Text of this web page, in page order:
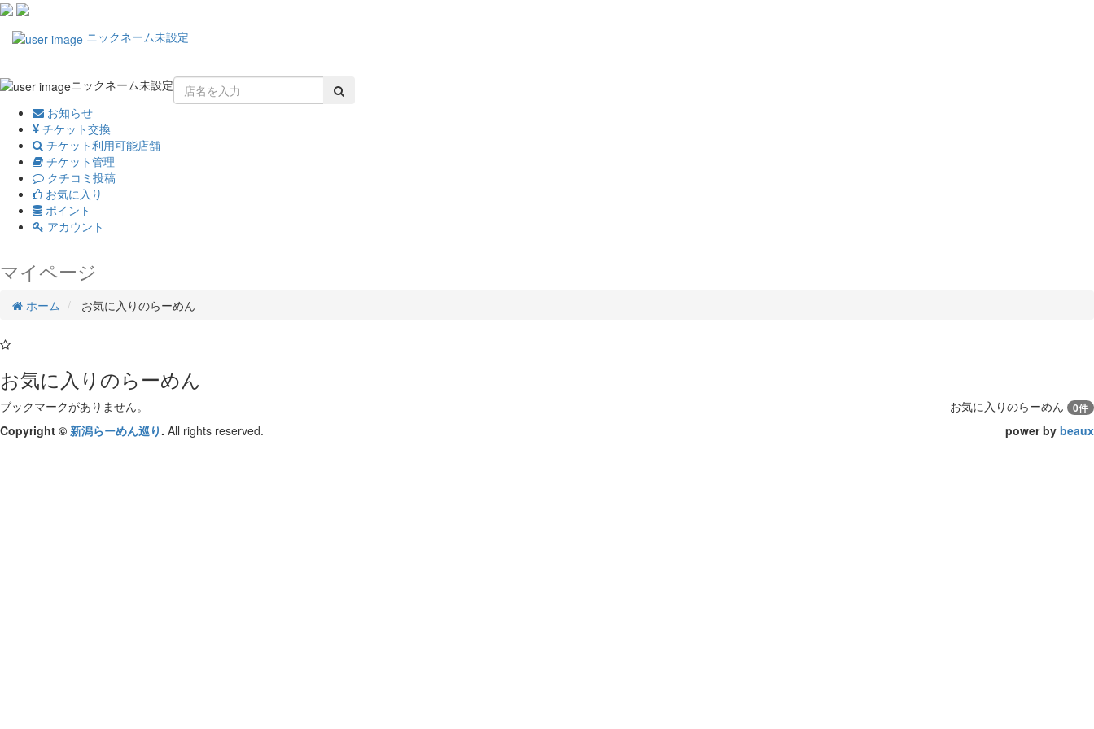
navigation
ニックネーム未設定
ニックネーム未設定
お知らせ
チケット交換
チケット利用可能店舗
チケット管理
クチコミ投稿
お気に入り
ポイント
アカウント
マイページ
ホーム お気に入りのらーめん
お気に入りのらーめん
お気に入りのらーめん 0件
ブックマークがありません。
power by beaux
Copyright © 新潟らーめん巡り . All rights reserved.